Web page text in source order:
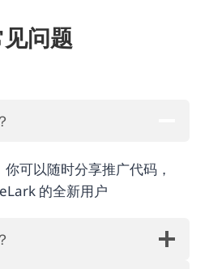
问题
可以随时分享推广代码，
的全新用户